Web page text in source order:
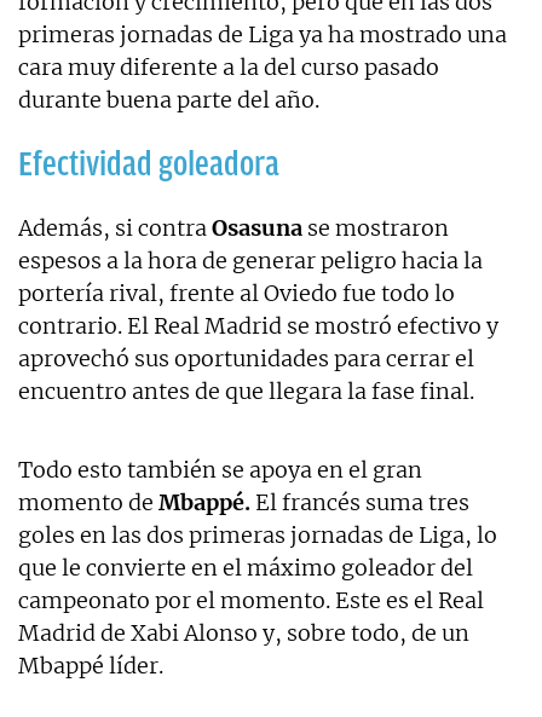
primeras jornadas de Liga ya ha mostrado una
cara muy diferente a la del curso pasado
durante buena parte del año.
Efectividad goleadora
Además, si contraOsasuna se mostraron
espesos a la hora de generar peligro hacia la
portería rival, frente al Oviedo fue todo lo
contrario. El Real Madrid se mostró efectivo y
aprovechó sus oportunidades para cerrar el
encuentro antes de que llegara la fase final.
Todo esto también se apoya en el gran
momento de Mbappé. El francés suma tres
goles en las dos primeras jornadas de Liga, lo
que le convierte en el máximo goleador del
campeonato por el momento. Este es el Real
Madrid de Xabi Alonso y, sobre todo, de un
Mbappé líder.